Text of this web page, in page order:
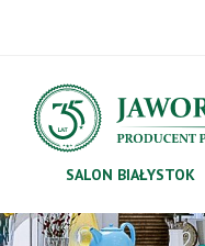
SALON BIAŁYSTOK